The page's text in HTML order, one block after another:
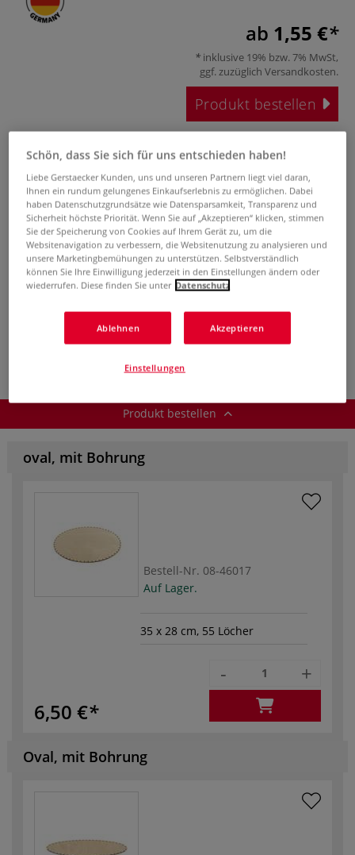
ab 1,55 €
inklusive 19% bzw. 7% MwSt,
ggf. zuzüglich Versandkosten.
Produkt bestellen
Acrylmalkarton
24 Farben
Peddigrohr Peddigrohr
geräuchert
Produkt bestellen
oval, mit Bohrung
Bestell-Nr. 08-46017
Auf Lager.
35 x 28 cm, 55 Löcher
6,50 €
- +
Oval, mit Bohrung
Schön, dass Sie sich für uns entschieden haben!
Liebe Gerstaecker Kunden, uns und unseren Partnern liegt viel daran,
Ihnen ein rundum gelungenes Einkaufserlebnis zu ermöglichen. Dabei
haben Datenschutzgrundsätze wie Datensparsamkeit, Transparenz und
Sicherheit höchste Priorität. Wenn Sie auf „Akzeptieren“ klicken, stimmen
Sie der Speicherung von Cookies auf Ihrem Gerät zu, um die
Websitenavigation zu verbessern, die Websitenutzung zu analysieren und
unsere Marketingbemühungen zu unterstützen. Selbstverständlich
können Sie Ihre Einwilligung jederzeit in den Einstellungen ändern oder
wiederrufen. Diese finden Sie unter Datenschutz
Ablehnen Akzeptieren
Einstellungen